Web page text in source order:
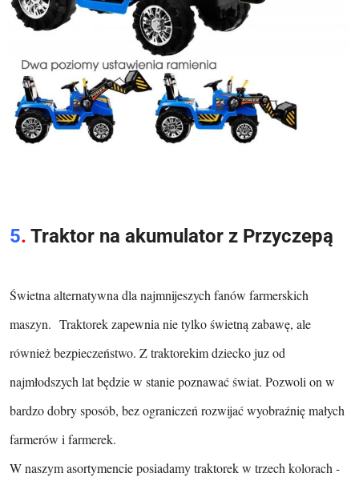
5. Traktor na akumulator z Przyczepą
Świetna alternatywna dla najmnijeszych fanów farmerskich
maszyn. Traktorek zapewnia nie tylko świetną zabawę, ale
również bezpieczeństwo. Z traktorekim dziecko juz od
najmłodszych lat będzie w stanie poznawać świat. Pozwoli on w
bardzo dobry sposób, bez ograniczeń rozwijać wyobraźnię małych
farmerów i farmerek.
W naszym asortymencie posiadamy traktorek w trzech kolorach -